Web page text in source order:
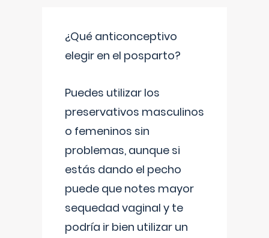
¿Qué anticonceptivo
elegir en el posparto?
Puedes utilizar los
preservativos masculinos
o femeninos sin
problemas, aunque si
estás dando el pecho
puede que notes mayor
sequedad vaginal y te
podría ir bien utilizar un